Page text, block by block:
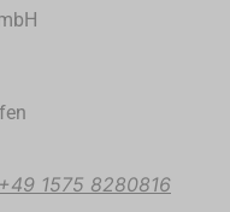
1575 8280816